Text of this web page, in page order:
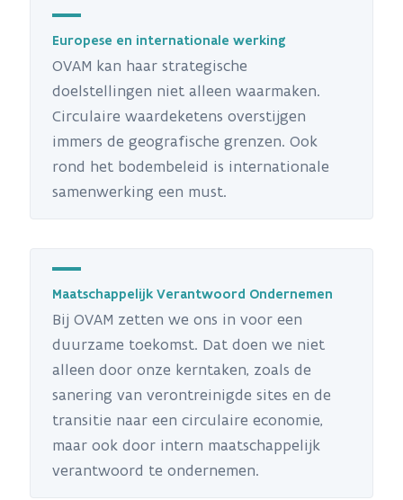
Europese en internationale werking
OVAM kan haar strategische
doelstellingen niet alleen waarmaken.
Circulaire waardeketens overstijgen
immers de geografische grenzen. Ook
rond het bodembeleid is internationale
samenwerking een must.
Maatschappelijk Verantwoord Ondernemen
Bij OVAM zetten we ons in voor een
duurzame toekomst. Dat doen we niet
alleen door onze kerntaken, zoals de
sanering van verontreinigde sites en de
transitie naar een circulaire economie,
maar ook door intern maatschappelijk
verantwoord te ondernemen.